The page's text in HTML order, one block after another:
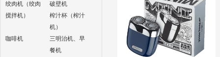
绞肉机（绞肉
搅拌机）
破壁机
榨汁杯（榨汁
机）
咖啡机
三明治机、早
餐机